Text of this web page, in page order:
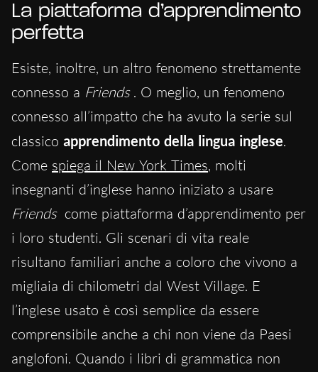
La piattaforma d’apprendimento
perfetta
Esiste, inoltre, un altro fenomeno strettamente
connesso a Friends . O meglio, un fenomeno
connesso all’impatto che ha avuto la serie sul
classico apprendimento della lingua inglese.
Come spiega il New York Times, molti
insegnanti d’inglese hanno iniziato a usare
Friends come piattaforma d’apprendimento per
i loro studenti. Gli scenari di vita reale
risultano familiari anche a coloro che vivono a
migliaia di chilometri dal West Village. E
l’inglese usato è così semplice da essere
comprensibile anche a chi non viene da Paesi
anglofoni. Quando i libri di grammatica non